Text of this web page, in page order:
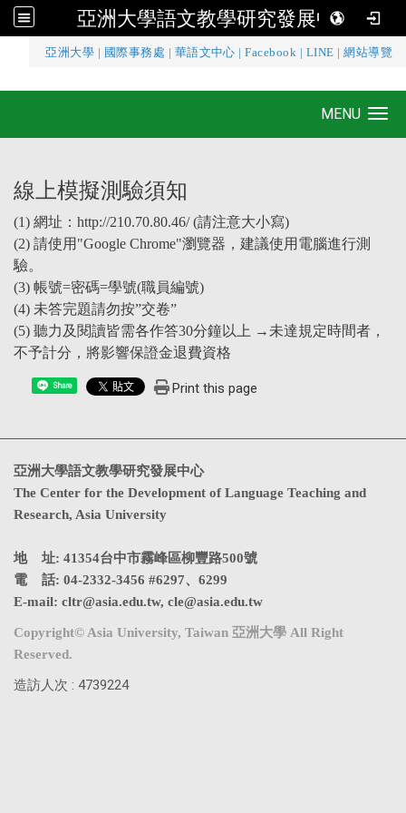
亞洲大學語文教學研究發展中心
亞洲大學 國際事務處 華語文中心 |Facebook LINE |網站導覽
亞洲大學語文教學研究發展中心
MENU
線上模擬測驗須知
(1) 網址：http://210.70.80.46/ (請注意大小寫)
(2) 請使用"Google Chrome"瀏覽器，建議使用電腦進行測
驗。
(3) 帳號=密碼=學號(職員編號)
(4) 未答完題請勿按”交卷”
(5) 聽力及閱讀皆需各作答30分鐘以上 →未達規定時間者，
不予計分，將影響保證金退費資格
Share Print this page
亞洲大學語文教學研究發展中心
The Center for the Development of Language Teaching and
Research, Asia University
地 址: 41354台中市霧峰區柳豐路500號
電 話: 04-2332-3456 #6297、6299
E-mail: cltr@asia.edu.tw, cle@asia.edu.tw
Copyright© Asia University, Taiwan 亞洲大學 All Right
Reserved.
造訪人次 : 4739224